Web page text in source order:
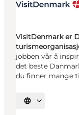
VisitDenmark er
jobben vår å
det beste
du finner mange
Velg språk